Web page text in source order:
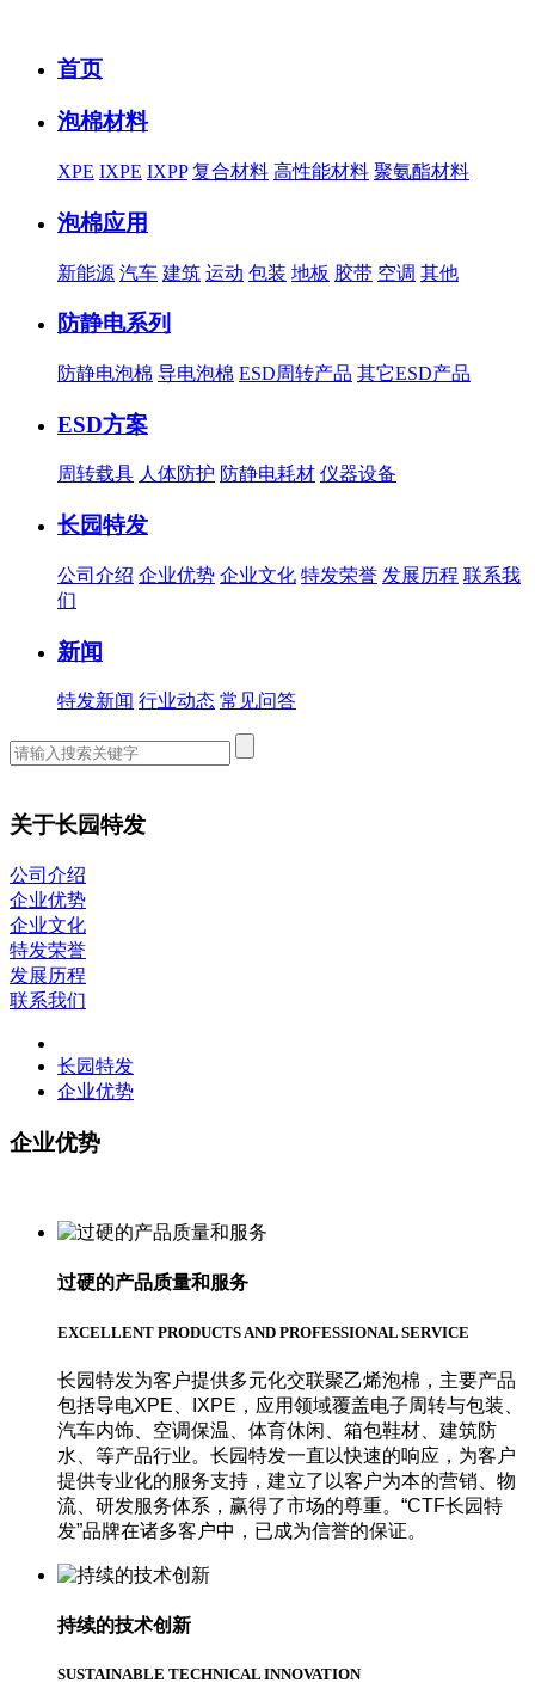
首页
泡棉材料
XPE IXPE IXPP 复合材料 高性能材料 聚氨酯材料
泡棉应用
新能源 汽车 建筑 运动 包装 地板 胶带 空调 其他
防静电系列
防静电泡棉 导电泡棉 ESD周转产品 其它ESD产品
ESD方案
周转载具 人体防护 防静电耗材 仪器设备
长园特发
公司介绍 企业优势 企业文化 特发荣誉 发展历程 联系我
们
新闻
特发新闻 行业动态 常见问答
关于长园特发
公司介绍
企业优势
企业文化
特发荣誉
发展历程
联系我们
长园特发
企业优势
企业优势
过硬的产品质量和服务
EXCELLENT PRODUCTS AND PROFESSIONAL SERVICE
长园特发为客户提供多元化交联聚乙烯泡棉，主要产品
包括导电XPE、IXPE，应用领域覆盖电子周转与包装、
汽车内饰、空调保温、体育休闲、箱包鞋材、建筑防
水、等产品行业。长园特发一直以快速的响应，为客户
提供专业化的服务支持，建立了以客户为本的营销、物
流、研发服务体系，赢得了市场的尊重。“CTF长园特
发”品牌在诸多客户中，已成为信誉的保证。
持续的技术创新
SUSTAINABLE TECHNICAL INNOVATION